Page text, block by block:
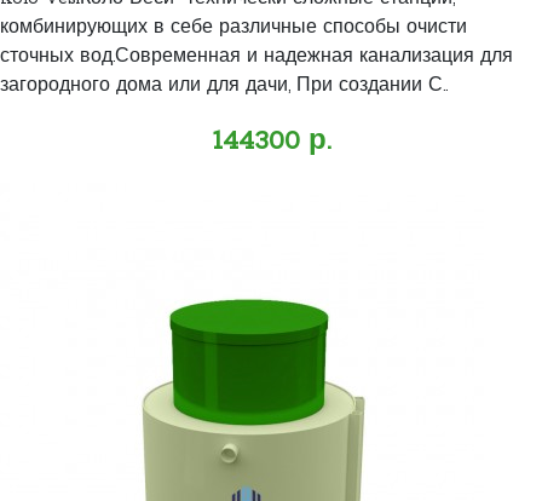
комбинирующих в себе различные способы очисти
сточных вод.Современная и надежная канализация для
загородного дома или для дачи, При создании С..
144300 р.